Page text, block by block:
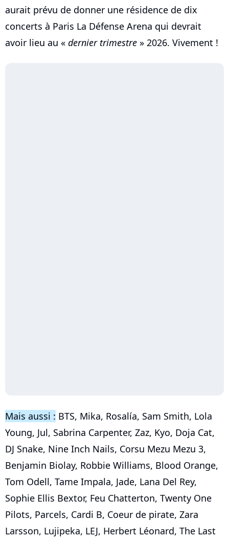
aurait prévu de donner une résidence de dix
concerts à Paris La Défense Arena qui devrait
avoir lieu au « dernier trimestre » 2026. Vivement !
Mais aussi : BTS, Mika, Rosalía, Sam Smith, Lola
Young, Jul, Sabrina Carpenter, Zaz, Kyo, Doja Cat,
DJ Snake, Nine Inch Nails, Corsu Mezu Mezu 3,
Benjamin Biolay, Robbie Williams, Blood Orange,
Tom Odell, Tame Impala, Jade, Lana Del Rey,
Sophie Ellis Bextor, Feu Chatterton, Twenty One
Pilots, Parcels, Cardi B, Coeur de pirate, Zara
Larsson, Lujipeka, LEJ, Herbert Léonard, The Last